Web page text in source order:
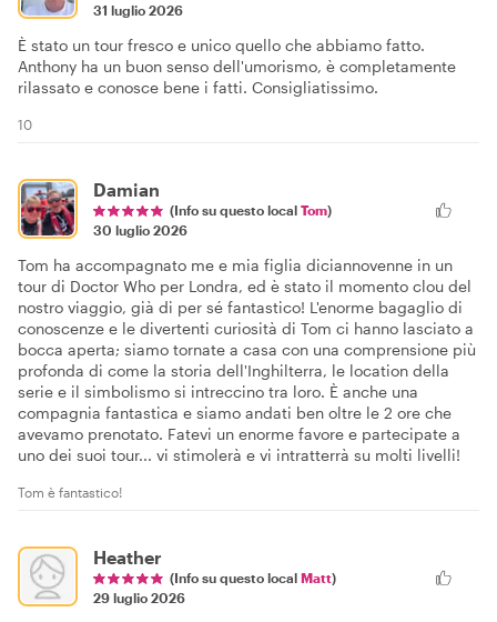
31 luglio 2026
È stato un tour fresco e unico quello che abbiamo fatto.
Anthony ha un buon senso dell'umorismo, è completamente
rilassato e conosce bene i fatti. Consigliatissimo.
10
Damian
(Info su questo local Tom)
30 luglio 2026
Tom ha accompagnato me e mia figlia diciannovenne in un
tour di Doctor Who per Londra, ed è stato il momento clou del
nostro viaggio, già di per sé fantastico! L'enorme bagaglio di
conoscenze e le divertenti curiosità di Tom ci hanno lasciato a
bocca aperta; siamo tornate a casa con una comprensione più
profonda di come la storia dell'Inghilterra, le location della
serie e il simbolismo si intreccino tra loro. È anche una
compagnia fantastica e siamo andati ben oltre le 2 ore che
avevamo prenotato. Fatevi un enorme favore e partecipate a
uno dei suoi tour... vi stimolerà e vi intratterrà su molti livelli!
Tom è fantastico!
Heather
(Info su questo local Matt)
29 luglio 2026